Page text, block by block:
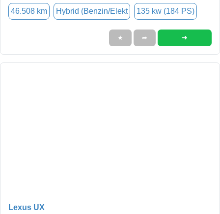
46.508 km Hybrid (Benzin/Elekt 135 kw (184 PS)
★ ➦ ➜
Lexus UX